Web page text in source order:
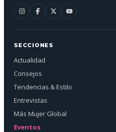
SECCIONES
Actualidad
Consejos
Tendencias & Estilo
Entrevistas
Más Mujer Global
Eventos